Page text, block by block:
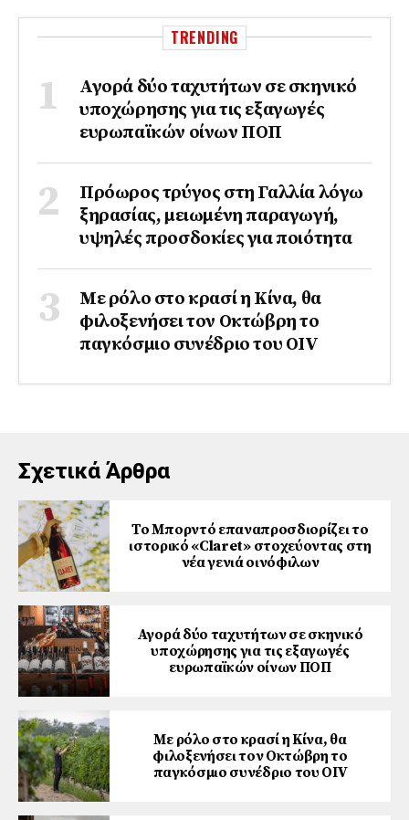
TRENDING
Αγορά δύο ταχυτήτων σε σκηνικό
υποχώρησης για τις εξαγωγές
ευρωπαϊκών οίνων ΠΟΠ
Πρόωρος τρύγος στη Γαλλία λόγω
ξηρασίας, μειωμένη παραγωγή,
υψηλές προσδοκίες για ποιότητα
Με ρόλο στο κρασί η Κίνα, θα
φιλοξενήσει τον Οκτώβρη το
παγκόσμιο συνέδριο του ΟΙV
Σχετικά Άρθρα
Το Μπορντό επαναπροσδιορίζει το
ιστορικό «Claret» στοχεύοντας στη
νέα γενιά οινόφιλων
Αγορά δύο ταχυτήτων σε σκηνικό
υποχώρησης για τις εξαγωγές
ευρωπαϊκών οίνων ΠΟΠ
Με ρόλο στο κρασί η Κίνα, θα
φιλοξενήσει τον Οκτώβρη το
παγκόσμιο συνέδριο του ΟΙV